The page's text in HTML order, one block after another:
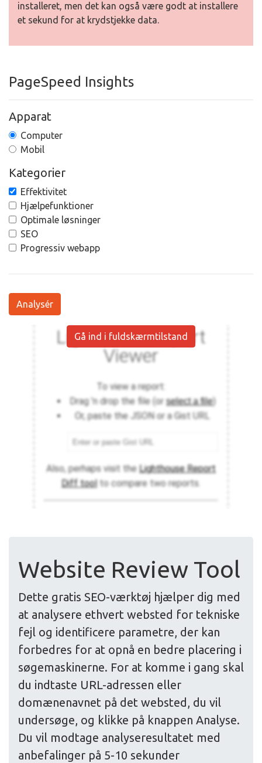
installeret, men det kan også være godt at installere
et sekund for at krydstjekke data.
PageSpeed Insights
Apparat
Computer
Mobil
Kategorier
Effektivitet
Hjælpefunktioner
Optimale løsninger
SEO
Progressiv webapp
Analysér
Gå ind i fuldskærmtilstand
Website Review Tool
Dette gratis SEO-værktøj hjælper dig med
at analysere ethvert websted for tekniske
fejl og identificere parametre, der kan
forbedres for at opnå en bedre placering i
søgemaskinerne. For at komme i gang skal
du indtaste URL-adressen eller
domænenavnet på det websted, du vil
undersøge, og klikke på knappen Analyse.
Du vil modtage analyseresultatet med
anbefalinger på 5-10 sekunder